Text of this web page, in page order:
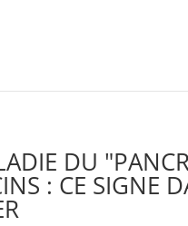
DU
: CE SIGNE